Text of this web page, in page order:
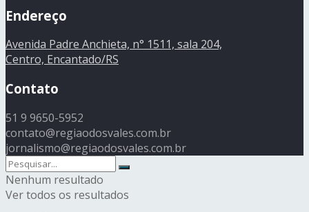
Endereço
Avenida Padre Anchieta, n° 1511, sala 204,
Centro, Encantado/RS
Contato
51 9 9650-5952
contato@regiaodosvales.com.br
jornalismo@regiaodosvales.com.br
Nenhum resultado
Ver todos os resultados